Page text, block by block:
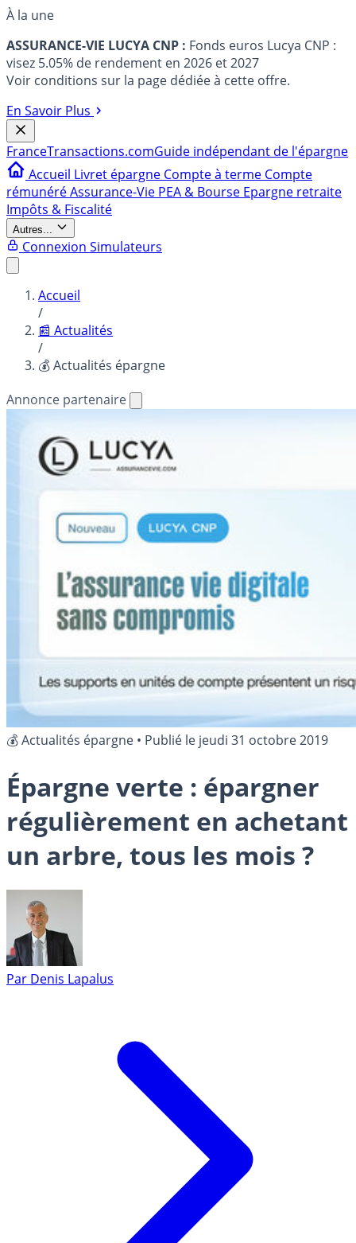
À la une
ASSURANCE-VIE LUCYA CNP : Fonds euros Lucya CNP :
visez 5.05% de rendement en 2026 et 2027
Voir conditions sur la page dédiée à cette offre.
En Savoir Plus
FranceTransactions.comGuide indépendant de l'épargne
Accueil Livret épargne Compte à terme Compte
rémunéréAssurance-Vie PEA & Bourse Epargne retraite
Impôts & Fiscalité
Autres...
Connexion Simulateurs
Accueil
/
📰 Actualités
/
💰 Actualités épargne
Annonce partenaire
💰 Actualités épargne • Publié le jeudi 31 octobre 2019
Épargne verte : épargner
régulièrement en achetant
un arbre, tous les mois ?
Par Denis Lapalus